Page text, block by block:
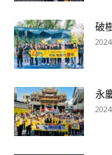
破
永